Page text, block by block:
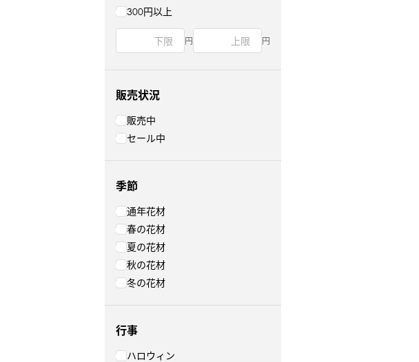
300円以上
円 円
販売状況
販売中
セール中
季節
通年花材
春の花材
夏の花材
秋の花材
冬の花材
行事
ハロウィン